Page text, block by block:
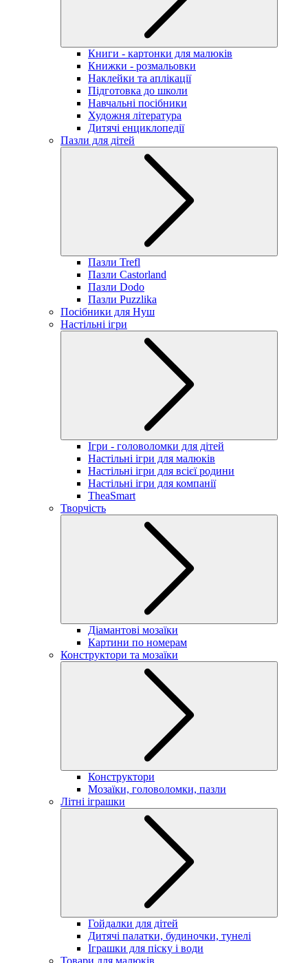
Книги - картонки для малюків
Книжки - розмальовки
Наклейки та аплікації
Підготовка до школи
Навчальні посібники
Художня література
Дитячі енциклопедії
Пазли для дітей
Пазли Trefl
Пазли Castorland
Пазли Dodo
Пазли Puzzlika
Посібники для Нуш
Настільні ігри
Ігри - головоломки для дітей
Настільні ігри для малюків
Настільні ігри для всієї родини
Настільні ігри для компанії
TheaSmart
Творчість
Діамантові мозаїки
Картини по номерам
Конструктори та мозаїки
Конструктори
Мозаїки, головоломки, пазли
Літні іграшки
Гойдалки для дітей
Дитячі палатки, будиночки, тунелі
Іграшки для піску і води
Товари для малюків